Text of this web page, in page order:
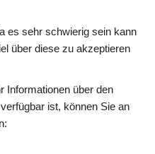
es sehr schwierig sein kann
über diese zu akzeptieren
Informationen über den
ist, können Sie an